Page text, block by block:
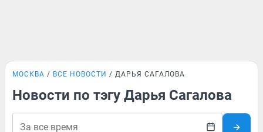
МОСКВА ВСЕ НОВОСТИ ДАРЬЯ САГАЛОВА
Новости по тэгу Дарья Сагалова